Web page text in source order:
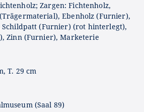
Zargen: Fichtenholz,
Ebenholz (Furnier),
(Furnier) (rot hinterlegt),
Zinn (Furnier), Marketerie
T. 29 cm
(Saal 89)